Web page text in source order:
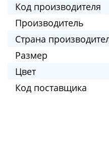
Код производителя
Производитель
Страна
Размер
Цвет
Код поставщика